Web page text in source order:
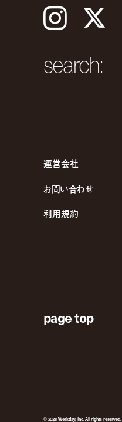
Instagram 𝕏
search:
運営会社
お問い合わせ
利用規約
page top
© 2026 Weekday, Inc. All rights reserved.